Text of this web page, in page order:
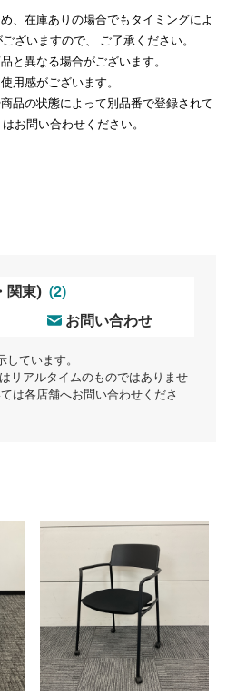
、在庫ありの場合でもタイミングによ
ざいますので、 ご了承ください。
と異なる場合がございます。
用感がございます。
品の状態によって別品番で登録されて
お問い合わせください。
関東) (2)
お問い合わせ
ています。
リアルタイムのものではありませ
は各店舗へお問い合わせくださ